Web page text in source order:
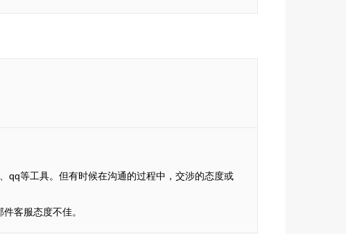
qq等工具。但有时候在沟通的过程中，交涉的态度或
客服态度不佳。